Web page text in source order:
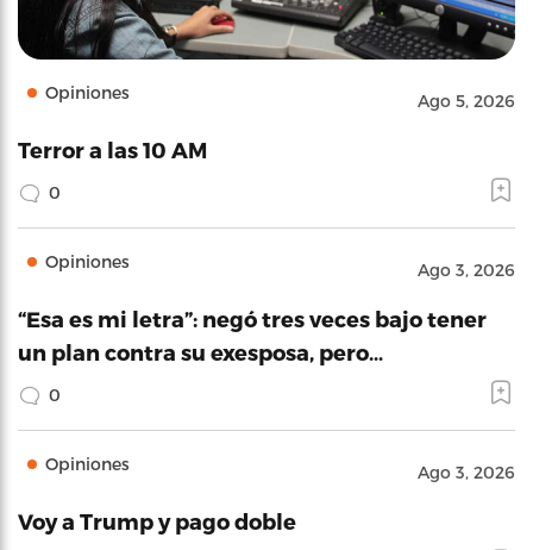
Opiniones Ago 5, 2026
Terror a las 10 AM
0
Opiniones Ago 3, 2026
“Esa es mi letra”: negó tres veces bajo tener
un plan contra su exesposa, pero…
0
Opiniones Ago 3, 2026
Voy a Trump y pago doble